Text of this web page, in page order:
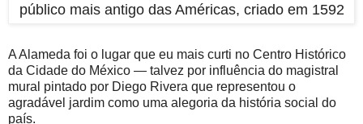
público mais antigo das Américas, criado em 1592
A Alameda foi o lugar que eu mais curti no Centro Histórico
da Cidade do México — talvez por influência do magistral
mural pintado por Diego Rivera que representou o
agradável jardim como uma alegoria da história social do
país.